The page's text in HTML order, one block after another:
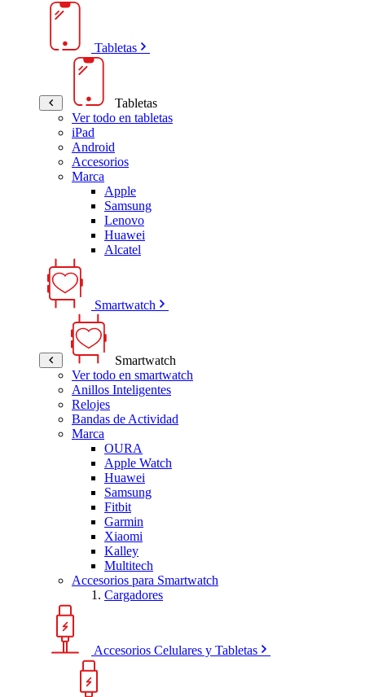
Tabletas
Tabletas
Ver todo en tabletas
iPad
Android
Accesorios
Marca
Apple
Samsung
Lenovo
Huawei
Alcatel
Smartwatch
Smartwatch
Ver todo en smartwatch
Anillos Inteligentes
Relojes
Bandas de Actividad
Marca
OURA
Apple Watch
Huawei
Samsung
Fitbit
Garmin
Xiaomi
Kalley
Multitech
Accesorios para Smartwatch
Cargadores
Accesorios Celulares y Tabletas